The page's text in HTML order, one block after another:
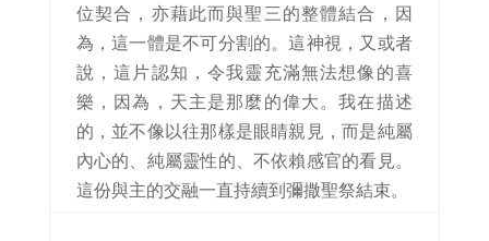
位契合，亦藉此而與聖三的整體結合，因
為，這一體是不可分割的。這神視，又或者
說，這片認知，令我靈充滿無法想像的喜
樂，因為，天主是那麼的偉大。我在描述
的，並不像以往那樣是眼睛親見，而是純屬
內心的、純屬靈性的、不依賴感官的看見。
這份與主的交融一直持續到彌撒聖祭結束。